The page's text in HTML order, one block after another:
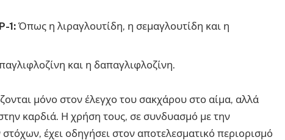
1: Όπως η λιραγλουτίδη, η σεμαγλουτίδη και η
και η δαπαγλιφλοζίνη.
μόνο στον έλεγχο του σακχάρου στο αίμα, αλλά
καρδιά. Η χρήση τους, σε συνδυασμό με την
έχει οδηγήσει στον αποτελεσματικό περιορισμό